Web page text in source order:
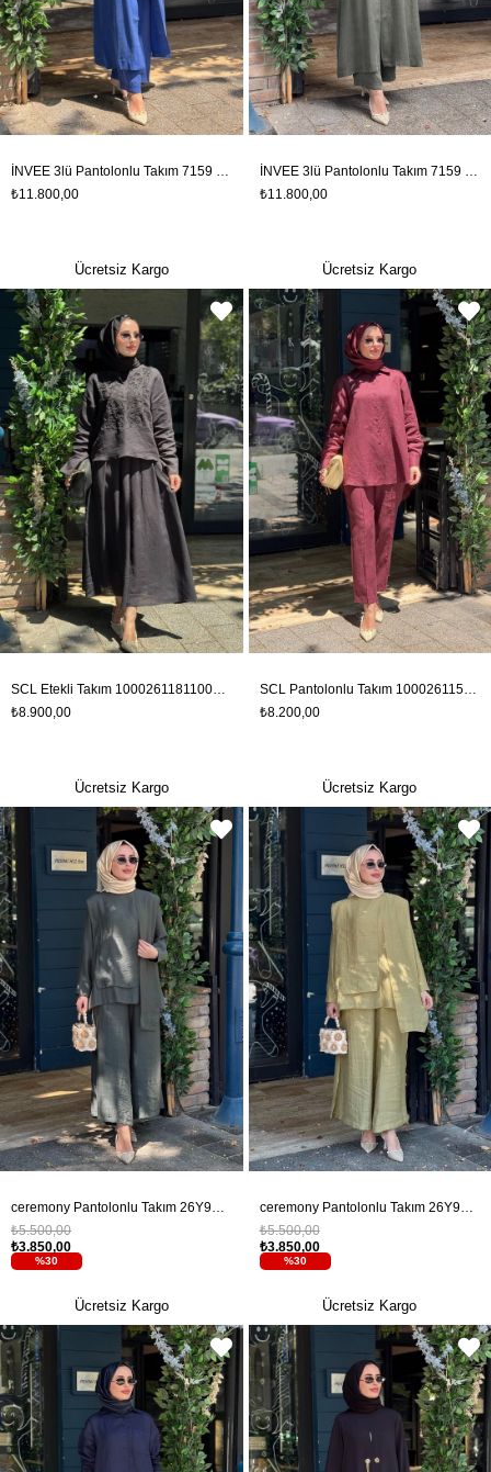
₺11.800,00
Ücretsiz Kargo
₺11.800,00
Ücretsiz Kargo
₺8.900,00
Ücretsiz Kargo
SCL Pantolonlu Takım 10002611511019T Bordo
₺8.200,00
Ücretsiz Kargo
ceremony Pantolonlu Takım 26Y965 Yeşil
%30
₺3.850,00
₺5.500,00
Ücretsiz Kargo
ceremony Pantolonlu Takım 26Y965 Yağ Yeşili
%30
₺3.850,00
₺5.500,00
Ücretsiz Kargo